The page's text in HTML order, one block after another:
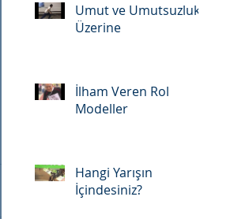
Umut ve Umutsuzluk
Üzerine
İlham Veren Rol
Modeller
Hangi Yarışın
İçindesiniz?